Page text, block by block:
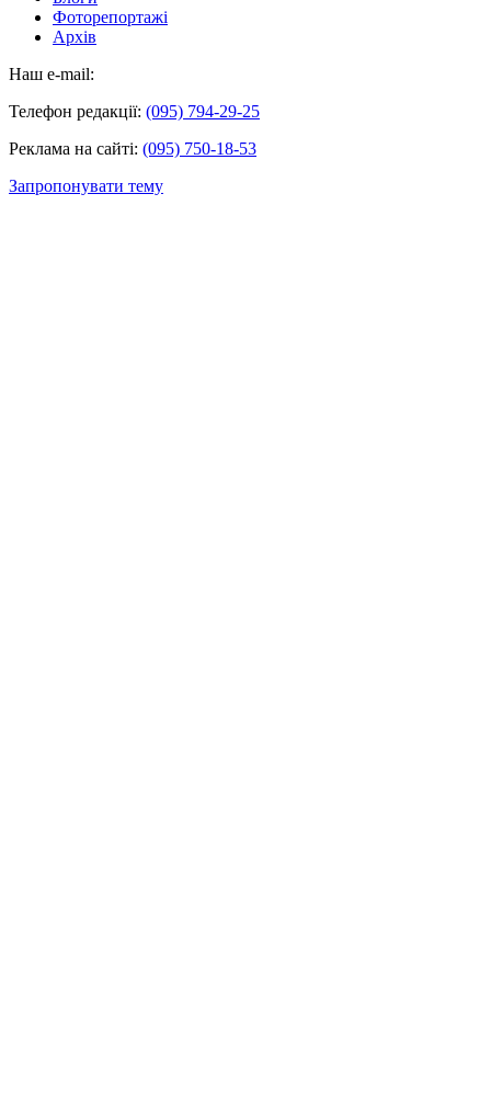
Фоторепортажі
Архів
Наш e-mail:
Телефон редакції: (095) 794-29-25
Реклама на сайті: (095) 750-18-53
Запропонувати тему